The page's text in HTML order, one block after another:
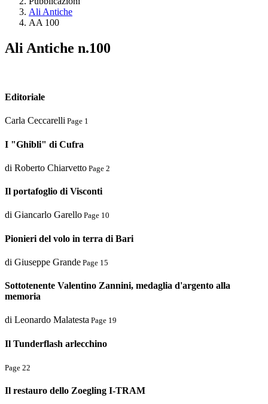
Ali Antiche
AA 100
Ali Antiche n.100
Editoriale
Carla Ceccarelli Page 1
I "Ghibli" di Cufra
di Roberto Chiarvetto Page 2
Il portafoglio di Visconti
di Giancarlo Garello Page 10
Pionieri del volo in terra di Bari
di Giuseppe Grande Page 15
Sottotenente Valentino Zannini, medaglia d'argento alla
memoria
di Leonardo Malatesta Page 19
Il Tunderflash arlecchino
Page 22
Il restauro dello Zoegling I-TRAM